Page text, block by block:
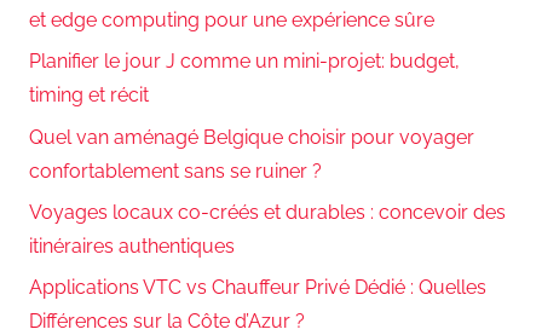
et edge computing pour une expérience sûre
Planifier le jour J comme un mini-projet: budget,
timing et récit
Quel van aménagé Belgique choisir pour voyager
confortablement sans se ruiner ?
Voyages locaux co-créés et durables : concevoir des
itinéraires authentiques
Applications VTC vs Chauffeur Privé Dédié : Quelles
Différences sur la Côte d’Azur ?